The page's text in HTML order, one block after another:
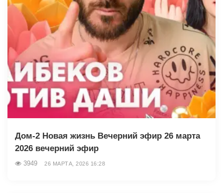
Дом-2 Новая жизнь Вечерний эфир 26 марта
2026 вечерний эфир
3949 26 МАРТА, 2026 16:28